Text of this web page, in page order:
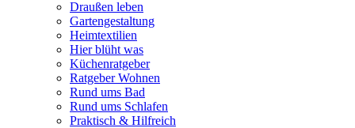
Draußen leben
Gartengestaltung
Heimtextilien
Hier blüht was
Küchenratgeber
Ratgeber Wohnen
Rund ums Bad
Rund ums Schlafen
Praktisch & Hilfreich